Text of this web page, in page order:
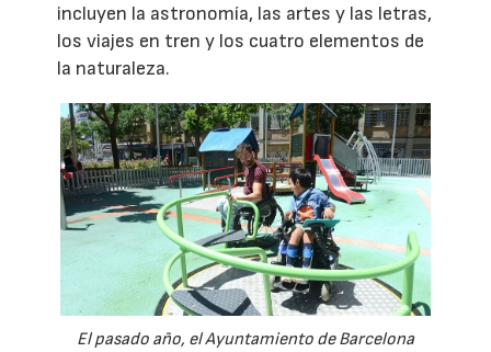
incluyen la astronomía, las artes y las letras,
los viajes en tren y los cuatro elementos de
la naturaleza.
El pasado año, el Ayuntamiento de Barcelona